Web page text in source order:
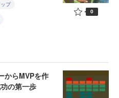
プ
0
からMVPを作
の第一歩